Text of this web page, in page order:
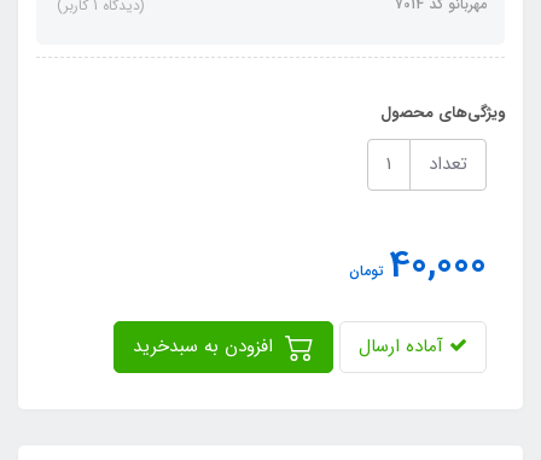
(دیدگاه 1 کاربر)
ویژگی‌های محصول
تعداد
40,000 تومان
آماده ارسال